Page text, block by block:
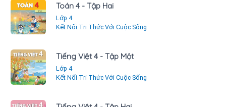
Toán 4 - Tập Hai
Lớp 4
Kết Nối Tri Thức Với Cuộc Sống
Tiếng Việt 4 - Tập Một
Lớp 4
Kết Nối Tri Thức Với Cuộc Sống